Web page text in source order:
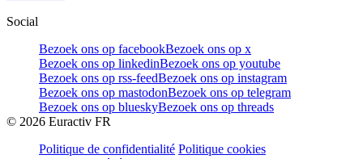
Social
Bezoek ons op facebookBezoek ons op x
Bezoek ons op linkedinBezoek ons op youtube
Bezoek ons op rss-feedBezoek ons op instagram
Bezoek ons op mastodonBezoek ons op telegram
Bezoek ons op blueskyBezoek ons op threads
© 2026 Euractiv FR
Politique de confidentialité Politique cookies